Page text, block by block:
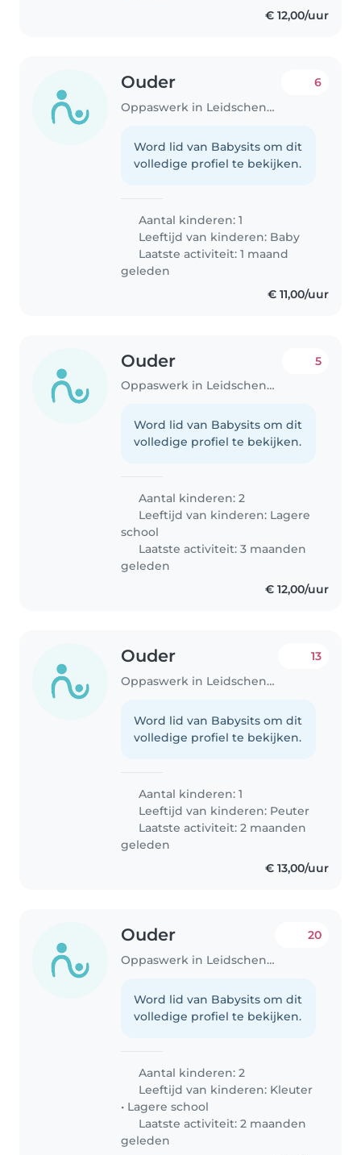
€ 12,00/uur
Ouder
Oppaswerk in Leidschendam
6
Word lid van Babysits om dit
volledige profiel te bekijken.
Aantal kinderen: 1
Leeftijd van kinderen: Baby
Laatste activiteit: 1 maand
geleden
€ 11,00/uur
Ouder
Oppaswerk in Leidschendam
5
Word lid van Babysits om dit
volledige profiel te bekijken.
Aantal kinderen: 2
Leeftijd van kinderen: Lagere
school
Laatste activiteit: 3 maanden
geleden
€ 12,00/uur
Ouder
Oppaswerk in Leidschendam
13
Word lid van Babysits om dit
volledige profiel te bekijken.
Aantal kinderen: 1
Leeftijd van kinderen: Peuter
Laatste activiteit: 2 maanden
geleden
€ 13,00/uur
Ouder
Oppaswerk in Leidschendam
20
Word lid van Babysits om dit
volledige profiel te bekijken.
Aantal kinderen: 2
Leeftijd van kinderen: Kleuter
• Lagere school
Laatste activiteit: 2 maanden
geleden